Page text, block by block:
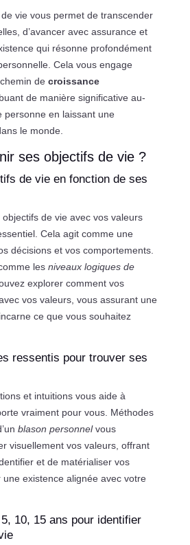
vie vous permet de transcender
d’avancer avec assurance et
qui résonne profondément
Cela vous engage
de croissance
de manière significative au-
personne en laissant une
le monde.
ses objectifs de vie ?
de vie en fonction de ses
objectifs de vie avec vos valeurs
Cela agit comme une
décisions et vos comportements.
les niveaux logiques de
explorer comment vos
vos valeurs, vous assurant une
ce que vous souhaitez
ressentis pour trouver ses
et intuitions vous aide à
vraiment pour vous. Méthodes
blason personnelvous
visuellement vos valeurs, offrant
et de matérialiser vos
existence alignée avec votre
10, 15 ans pour identifier